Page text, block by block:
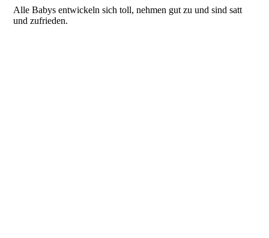
Alle Babys entwickeln sich toll, nehmen gut zu und sind satt
und zufrieden.